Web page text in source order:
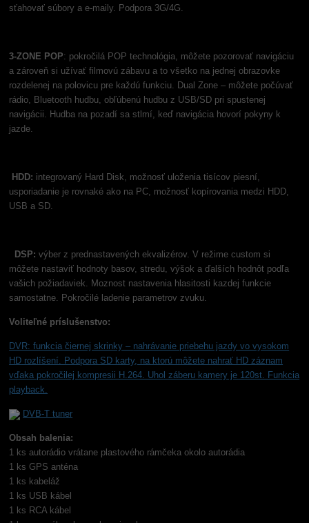
sťahovať súbory a e-maily. Podpora 3G/4G.
3-ZONE POP: pokročilá POP technológia, môžete pozorovať navigáciu
a zároveň si užívať filmovú zábavu a to všetko na jednej obrazovke
rozdelenej na polovicu pre každú funkciu. Dual Zone – môžete počúvať
rádio, Bluetooth hudbu, obľúbenú hudbu z USB/SD pri spustenej
navigácii. Hudba na pozadí sa stlmí, keď navigácia hovorí pokyny k
jazde.
HDD: integrovaný Hard Disk, možnosť uloženia tisícov piesní,
usporiadanie je rovnaké ako na PC, možnosť kopírovania medzi HDD,
USB a SD.
DSP: výber z prednastavených ekvalizérov. V režime custom si
môžete nastaviť hodnoty basov, stredu, výšok a ďalších hodnôt podľa
vašich požiadaviek. Moznost nastavenia hlasitosti kazdej funkcie
samostatne. Pokročilé ladenie parametrov zvuku.
Voliteľné príslušenstvo:
DVR: funkcia čiernej skrinky – nahrávanie priebehu jazdy vo vysokom
HD rozlíšení. Podpora SD karty, na ktorú môžete nahrať HD záznam
vďaka pokročilej kompresii H.264. Uhol záberu kamery je 120st. Funkcia
playback.
DVB-T tuner
Obsah balenia:
1 ks autorádio vrátane plastového rámčeka okolo autorádia
1 ks GPS anténa
1 ks kabeláž
1 ks USB kábel
1 ks RCA kábel